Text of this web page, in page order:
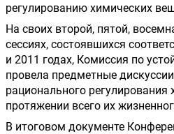
регулированию химических
На своих второй, пятой,
сессиях, состоявшихся
и 2011 годах, Комиссия по
провела предметные
рационального регулирования
протяжении всего их
В итоговом документе